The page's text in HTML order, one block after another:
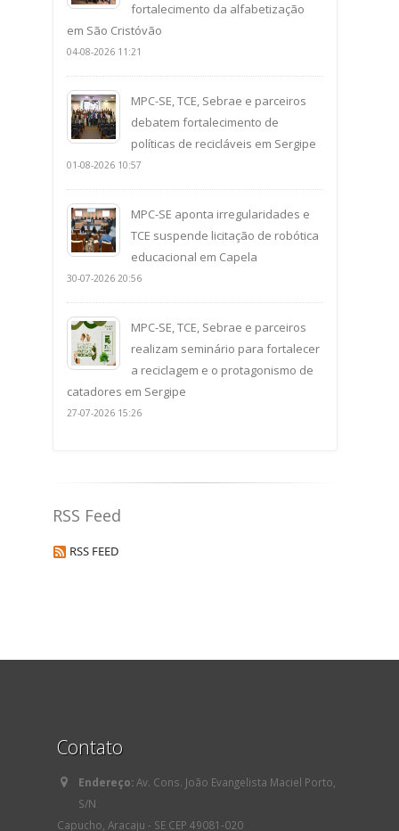
fortalecimento da alfabetização
em São Cristóvão
04-08-2026 11:21
MPC-SE, TCE, Sebrae e parceiros
debatem fortalecimento de
políticas de recicláveis em Sergipe
01-08-2026 10:57
MPC-SE aponta irregularidades e
TCE suspende licitação de robótica
educacional em Capela
30-07-2026 20:56
MPC-SE, TCE, Sebrae e parceiros
realizam seminário para fortalecer
a reciclagem e o protagonismo de
catadores em Sergipe
27-07-2026 15:26
RSS Feed
RSS FEED
Contato
Endereço:Av. Cons. João Evangelista Maciel Porto,
S/N
Capucho, Aracaju - SE CEP 49081-020